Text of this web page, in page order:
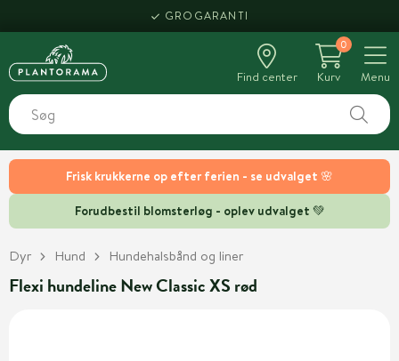
Frisk krukkerne op efter ferien - se udvalget 🌸
Forudbestil blomsterløg - oplev udvalget 💚
GROGARANTI
Find center
0
Kurv
Menu
Dyr Hund Hundehalsbånd og liner
Flexi hundeline New Classic XS rød